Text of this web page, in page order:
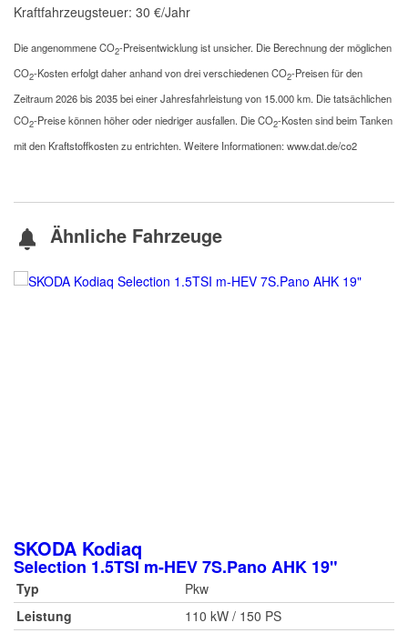
Kraftfahrzeugsteuer: 30 €/Jahr
Die angenommene CO2-Preisentwicklung ist unsicher. Die Berechnung der möglichen
CO2-Kosten erfolgt daher anhand von drei verschiedenen CO2-Preisen für den
Zeitraum 2026 bis 2035 bei einer Jahresfahrleistung von 15.000 km. Die tatsächlichen
CO2-Preise können höher oder niedriger ausfallen. Die CO2-Kosten sind beim Tanken
mit den Kraftstoffkosten zu entrichten. Weitere Informationen: www.dat.de/co2
Ähnliche Fahrzeuge
SKODA Kodiaq
Selection 1.5TSI m-HEV 7S.Pano AHK 19"
Typ
Pkw
Leistung
110 kW / 150 PS